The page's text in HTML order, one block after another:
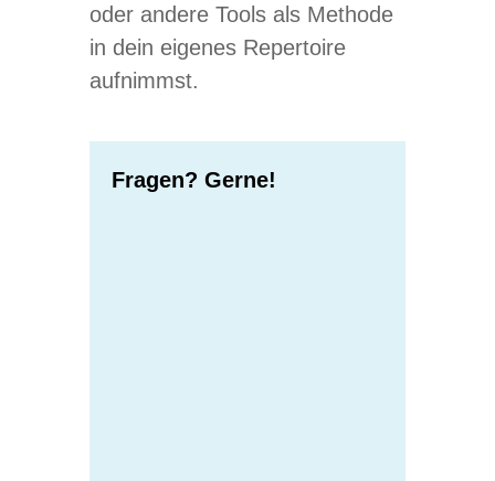
oder andere Tools als Methode
in dein eige­nes Reper­toire
aufnimmst.
Fra­gen? Gerne!